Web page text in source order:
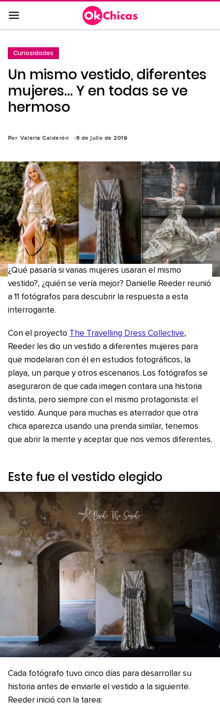
Saltar
al
contenido
a
la
navegación
principal
Curiosidades
Un mismo vestido, diferentes
mujeres… Y en todas se ve
hermoso
Por Valeria Calderón 6 de julio de 2019
¿Qué pasaría si varias mujeres usaran el mismo
vestido?, ¿quién se vería mejor? Danielle Reeder reunió
a 11 fotógrafos para descubrir la respuesta a esta
interrogante.
Con el proyecto The Travelling Dress Collective,
Reeder les dio un vestido a diferentes mujeres para
que modelaran con él en estudios fotográficos, la
playa, un parque y otros escenarios. Los fotógrafos se
aseguraron de que cada imagen contara una historia
distinta, pero siempre con el mismo protagonista: el
vestido. Aunque para muchas es aterrador que otra
chica aparezca usando una prenda similar, tenemos
que abrir la mente y aceptar que nos vemos diferentes.
Este fue el vestido elegido
Cada fotógrafo tuvo cinco días para desarrollar su
historia antes de enviarle el vestido a la siguiente.
Reeder inició con la tarea: